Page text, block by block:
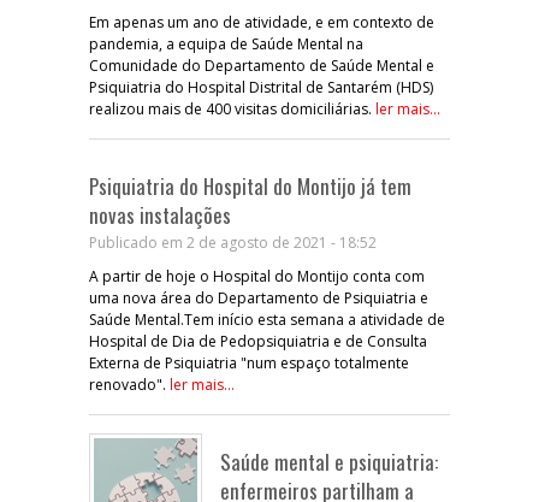
Em apenas um ano de atividade, e em contexto de
pandemia, a equipa de Saúde Mental na
Comunidade do Departamento de Saúde Mental e
Psiquiatria do Hospital Distrital de Santarém (HDS)
realizou mais de 400 visitas domiciliárias. ler mais...
Psiquiatria do Hospital do Montijo já tem
novas instalações
Publicado em 2 de agosto de 2021 - 18:52
A partir de hoje o Hospital do Montijo conta com
uma nova área do Departamento de Psiquiatria e
Saúde Mental.Tem início esta semana a atividade de
Hospital de Dia de Pedopsiquiatria e de Consulta
Externa de Psiquiatria "num espaço totalmente
renovado". ler mais...
Saúde mental e psiquiatria:
enfermeiros partilham a